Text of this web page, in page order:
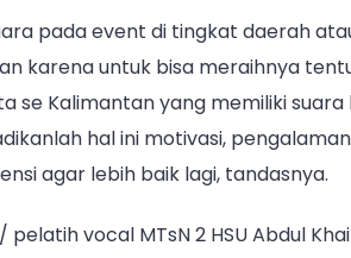
pada event di tingkat daerah
karena untuk bisa meraihnya
se Kalimantan yang memiliki
hal ini motivasi,
agar lebih baik lagi, tandasnya.
pelatih vocal MTsN 2 HSU Abdul